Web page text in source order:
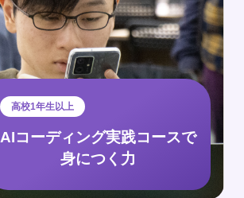
高校1年生以上
AIコーディング実践コースで
身につく力